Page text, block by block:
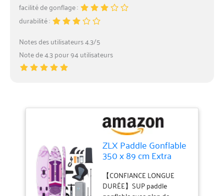
facilité de gonflage :
durabilité :
Notes des utilisateurs 4.3/5
Note de 4.3 pour 94 utilisateurs
ZLX Paddle Gonflable
350 x 89 cm Extra
Large Sup | Planche
Stable Antidérapante,
Aileron Amélioré,
【CONFIANCE LONGUE
DURÉE】SUP paddle